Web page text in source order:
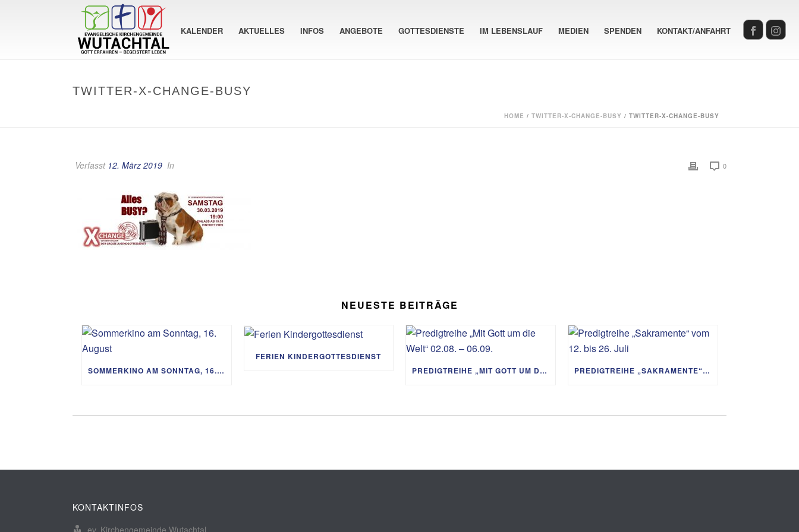
KALENDER AKTUELLES INFOS ANGEBOTE GOTTESDIENSTE IM LEBENSLAUF MEDIEN SPENDEN KONTAKT/ANFAHRT
TWITTER-X-CHANGE-BUSY
HOME / TWITTER-X-CHANGE-BUSY / TWITTER-X-CHANGE-BUSY
Verfasst 12. März 2019 In 0
NEUESTE BEITRÄGE
SOMMERKINO AM SONNTAG, 16. AUGUST
FERIEN KINDERGOTTESDIENST
PREDIGTREIHE „MIT GOTT UM DIE WELT“ 02.08. – 06.09.
PREDIGTREIHE „SAKRAMENTE“ VOM 12. BIS 26. JULI
KONTAKTINFOS
ev. Kirchengemeinde Wutachtal